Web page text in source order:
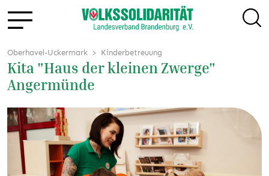
Oberhavel-Uckermark Kinderbetreuung
Kita "Haus der kleinen Zwerge"
Angermünde